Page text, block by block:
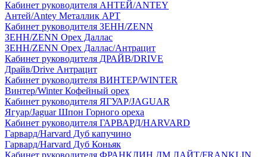
Кабинет руководителя АНТЕЙ/ANTEY
Антей/Antey Металлик АРТ
Кабинет руководителя ЗЕНН/ZENN
ЗЕНН/ZENN Орех Даллас
ЗЕНН/ZENN Орех Даллас/Антрацит
Кабинет руководителя ДРАЙВ/DRIVE
Драйв/Drive Антрацит
Кабинет руководителя ВИНТЕР/WINTER
Винтер/Winter Кофейный орех
Кабинет руководителя ЯГУАР/JAGUAR
Ягуар/Jaguar Шпон Горного ореха
Кабинет руководителя ГАРВАРД/HARVARD
Гарвард/Harvard Дуб капучино
Гарвард/Harvard Дуб Коньяк
Кабинет руководителя ФРАНКЛИН ДМ ЛАЙТ/FRANKLIN